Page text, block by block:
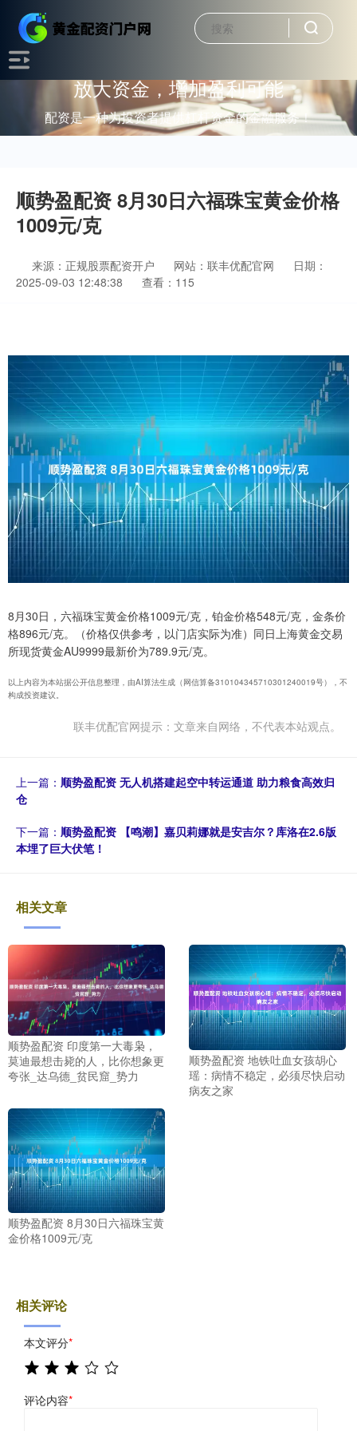
放大资金，增加盈利可能
配资是一种为投资者提供杠杆资金的金融服务！
顺势盈配资 8月30日六福珠宝黄金价格
1009元/克
来源：正规股票配资开户 网站：联丰优配官网
日期：
2025-09-03 12:48:38
查看：115
8月30日，六福珠宝黄金价格1009元/克，铂金价格548元/克，金条价
格896元/克。（价格仅供参考，以门店实际为准）同日上海黄金交易
所现货黄金AU9999最新价为789.9元/克。
以上内容为本站据公开信息整理，由AI算法生成（网信算备310104345710301240019号），不
构成投资建议。
联丰优配官网提示：文章来自网络，不代表本站观点。
上一篇： 顺势盈配资 无人机搭建起空中转运通道 助力粮食高效归
仓
下一篇： 顺势盈配资 【鸣潮】嘉贝莉娜就是安吉尔？库洛在2.6版
本埋了巨大伏笔！
相关文章
顺势盈配资 印度第一大毒枭，
莫迪最想击毙的人，比你想象更
夸张_达乌德_贫民窟_势力
顺势盈配资 地铁吐血女孩胡心
瑶：病情不稳定，必须尽快启动
病友之家
顺势盈配资 8月30日六福珠宝黄
金价格1009元/克
相关评论
本文评分*
评论内容*